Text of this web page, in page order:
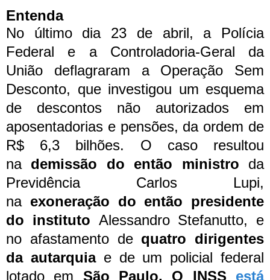
Entenda
No último dia 23 de abril, a Polícia
Federal e a Controladoria-Geral da
União deflagraram a Operação Sem
Desconto, que investigou um esquema
de descontos não autorizados em
aposentadorias e pensões, da ordem de
R$ 6,3 bilhões. O caso resultou
na demissão do então ministro da
Previdência Carlos Lupi,
na exoneração do então presidente
do instituto Alessandro Stefanutto, e
no afastamento de quatro dirigentes
da autarquiae de um policial federal
lotado em São Paulo. O INSS está